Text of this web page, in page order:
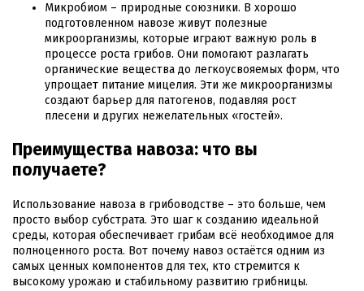
Микробиом – природные союзники. В хорошо
подготовленном навозе живут полезные
микроорганизмы, которые играют важную роль в
процессе роста грибов. Они помогают разлагать
органические вещества до легкоусвояемых форм, что
упрощает питание мицелия. Эти же микроорганизмы
создают барьер для патогенов, подавляя рост
плесени и других нежелательных «гостей».
Преимущества навоза: что вы
получаете?
Использование навоза в грибоводстве – это больше, чем
просто выбор субстрата. Это шаг к созданию идеальной
среды, которая обеспечивает грибам всё необходимое для
полноценного роста. Вот почему навоз остаётся одним из
самых ценных компонентов для тех, кто стремится к
высокому урожаю и стабильному развитию грибницы.